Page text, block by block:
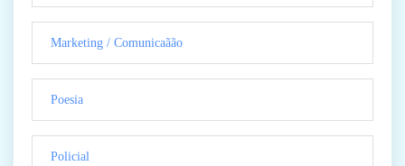
Marketing / Comunicaãão
Poesia
Policial